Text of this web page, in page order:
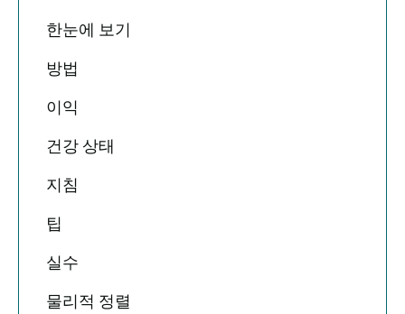
한눈에 보기
방법
이익
건강 상태
지침
팁
실수
물리적 정렬